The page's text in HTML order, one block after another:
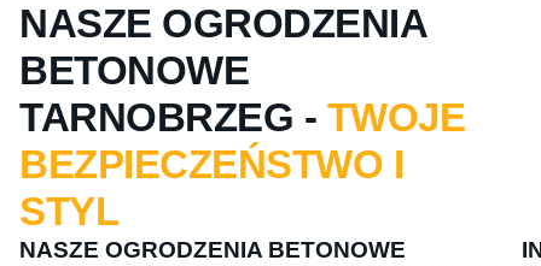
NASZE OGRODZENIA
BETONOWE
TARNOBRZEG - TWOJE
BEZPIECZEŃSTWO I
STYL
NASZE OGRODZENIA BETONOWE